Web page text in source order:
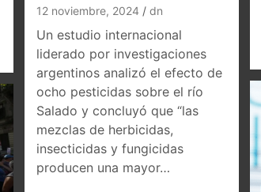
12 noviembre, 2024 dn
Un estudio internacional
liderado por investigaciones
argentinos analizó el efecto de
ocho pesticidas sobre el río
Salado y concluyó que “las
mezclas de herbicidas,
insecticidas y fungicidas
producen una mayor…